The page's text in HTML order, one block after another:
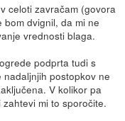
celoti zavračam (govora
dvignil, da mi ne
vrednosti blaga.
podprta tudi s
nadaljnjih postopkov ne
V kolikor pa
mi to sporočite.